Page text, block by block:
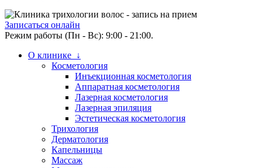
Записаться онлайн
Режим работы (Пн - Вс): 9:00 - 21:00.
О клинике ↓
Косметология
Инъекционная косметология
Аппаратная косметология
Лазерная косметология
Лазерная эпиляция
Эстетическая косметология
Трихология
Дерматология
Капельницы
Массаж